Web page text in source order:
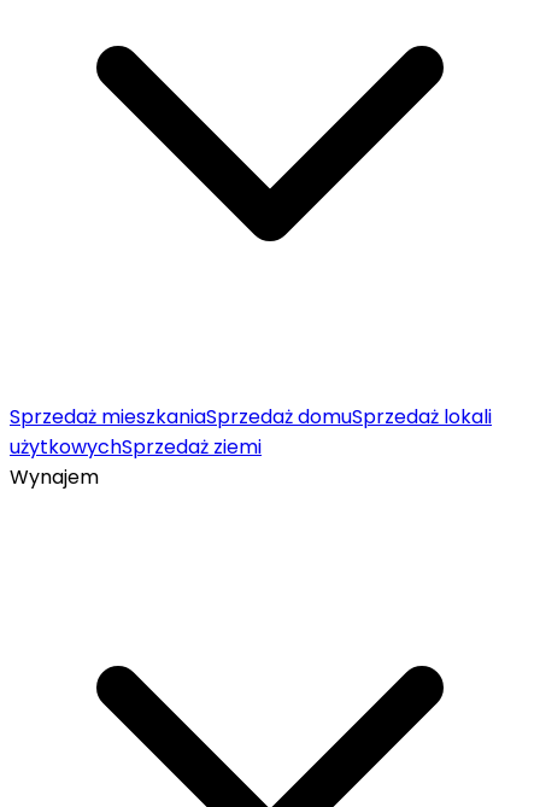
Sprzedaż mieszkaniaSprzedaż domuSprzedaż lokali
użytkowychSprzedaż ziemi
Wynajem